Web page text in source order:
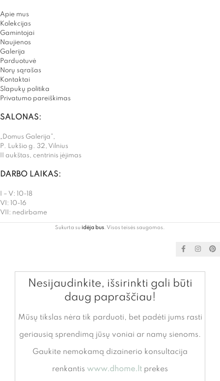
Apie mus
Kolekcijas
Gamintojai
Naujienos
Galerija
Parduotuvė
Norų sąrašas
Kontaktai
Slapukų politika
Privatumo pareiškimas
SALONAS:
„Domus Galerija”,
P. Lukšio g. 32, Vilnius
II aukštas, centrinis įėjimas
DARBO LAIKAS:
I – V: 10-18
VI: 10-16
VII: nedirbame
Sukurta su idėja bus. Visos teisės saugomos.
Nesijaudinkite, išsirinkti gali būti
daug papraščiau!
Mūsų tikslas nėra tik parduoti, bet padėti jums rasti
geriausią sprendimą jūsų voniai ar namų sienoms.
Gaukite nemokamą dizainerio konsultacija
renkantis www.dhome.lt prekes